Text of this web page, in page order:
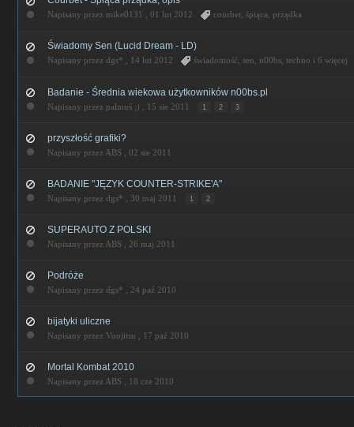
Napisany przez mike0131 , 01 lut 2012 courbet śpiąca prządka
Świadomy Sen (Lucid Dream - LD)
Napisany przez dgs* , 14 lut 2012 świadomość sen n00bs techno i 6 więcej
Badanie - Średnia wiekowa użytkowników n00bs.pl
Napisany przez palmuś ;) , 15 sie 2011 1 2 3
przyszłość grafiki?
Napisany przez ABS , 02 sie 2011
BADANIE "JĘZYK COUNTER-STRIKE'A"
Napisany przez dgs* , 30 maj 2011 1 2
SUPERAUTO Z POLSKI
Napisany przez ABS , 26 maj 2011
Podróże
Napisany przez dgs* , 24 paź 2010
bijatyki uliczne
Napisany przez Voojitsu , 17 paź 2010
Mortal Kombat 2010
Napisany przez ABS , 18 cze 2010